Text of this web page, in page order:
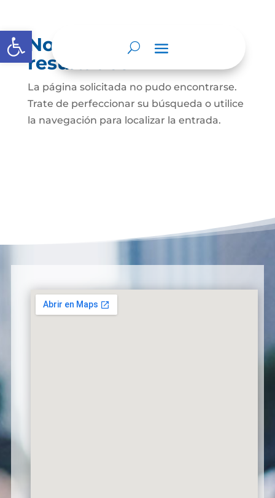
Abrir barra de herramientas
No se encontraron
resultados
La página solicitada no pudo encontrarse.
Trate de perfeccionar su búsqueda o utilice
la navegación para localizar la entrada.